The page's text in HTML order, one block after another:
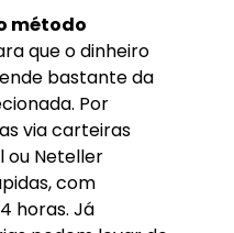
método
que o dinheiro
bastante da
Por
via carteiras
ou Neteller
com
horas. Já